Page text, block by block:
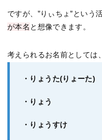
ですが、”りぃちょ”という
が本名 と想像できます。
考えられるお名前としては、
・りょうた(りょーた)
・りょう
・りょうすけ